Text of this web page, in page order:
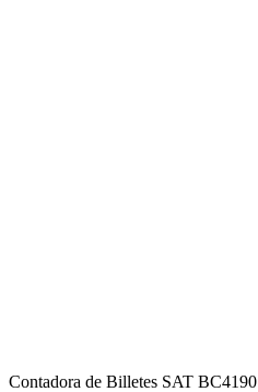
Contadora de Billetes SAT BC4190